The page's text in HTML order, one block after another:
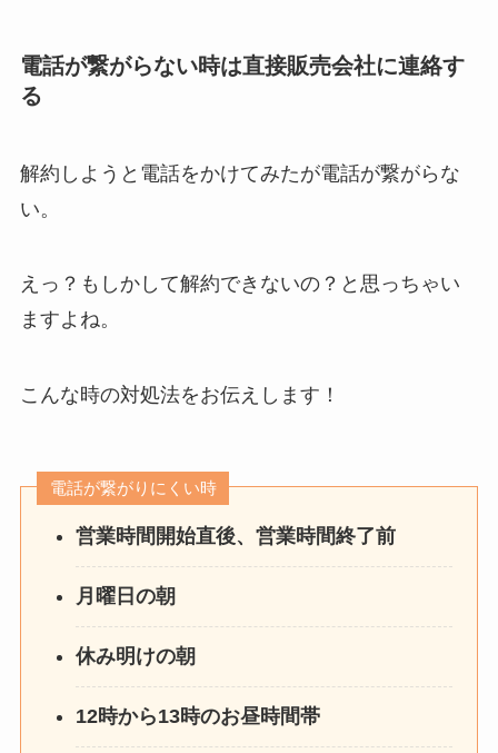
電話が繋がらない時は直接販売会社に連絡す
る
解約しようと電話をかけてみたが電話が繋がらな
い。
えっ？もしかして解約できないの？と思っちゃい
ますよね。
こんな時の対処法をお伝えします！
電話が繋がりにくい時
営業時間開始直後、営業時間終了前
月曜日の朝
休み明けの朝
12時から13時のお昼時間帯